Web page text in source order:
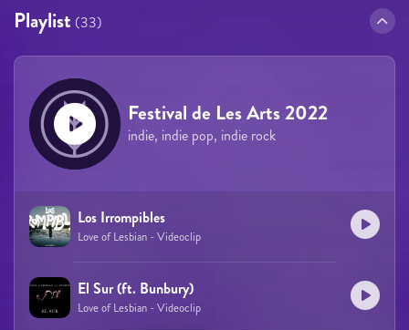
Playlist (33)
Festival de Les Arts 2022
indie, indie pop, indie rock
Los Irrompibles
Love of Lesbian - Videoclip
El Sur (ft. Bunbury)
Love of Lesbian - Videoclip